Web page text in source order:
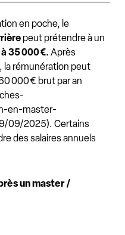
en poche, le
peut prétendre à un
35 000 €. Après
la rémunération peut
000 € brut par an
en-master-
09/2025). Certains
des salaires annuels
un master /